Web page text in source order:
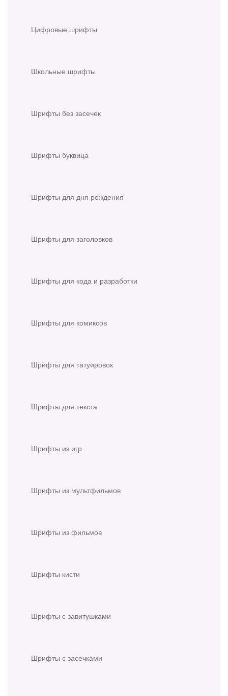
Цифровые шрифты
Школьные шрифты
Шрифты без засечек
Шрифты буквица
Шрифты для дня рождения
Шрифты для заголовков
Шрифты для кода и разработки
Шрифты для комиксов
Шрифты для татуировок
Шрифты для текста
Шрифты из игр
Шрифты из мультфильмов
Шрифты из фильмов
Шрифты кисти
Шрифты с завитушками
Шрифты с засечками